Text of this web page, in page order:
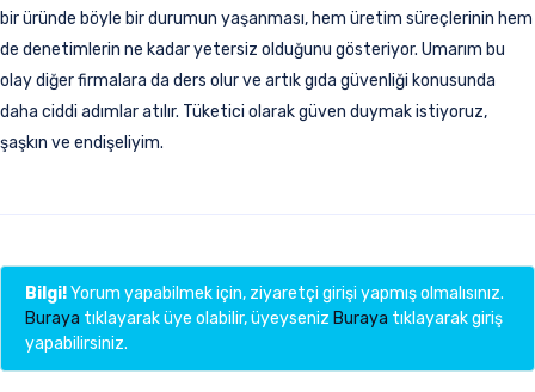
bir üründe böyle bir durumun yaşanması, hem üretim süreçlerinin hem
de denetimlerin ne kadar yetersiz olduğunu gösteriyor. Umarım bu
olay diğer firmalara da ders olur ve artık gıda güvenliği konusunda
daha ciddi adımlar atılır. Tüketici olarak güven duymak istiyoruz,
şaşkın ve endişeliyim.
Bilgi!Yorum yapabilmek için, ziyaretçi girişi yapmış olmalısınız.
Buraya tıklayarak üye olabilir, üyeyseniz Buraya tıklayarak giriş
yapabilirsiniz.